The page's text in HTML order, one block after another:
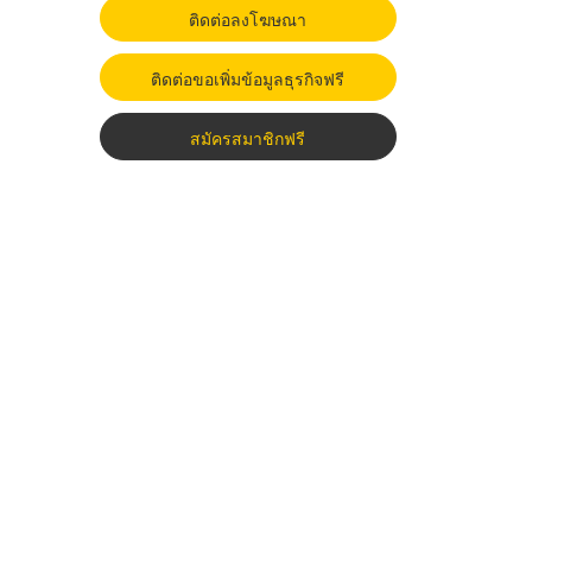
ติดต่อลงโฆษณา
ติดต่อขอเพิ่มข้อมูลธุรกิจฟรี
สมัครสมาชิกฟรี